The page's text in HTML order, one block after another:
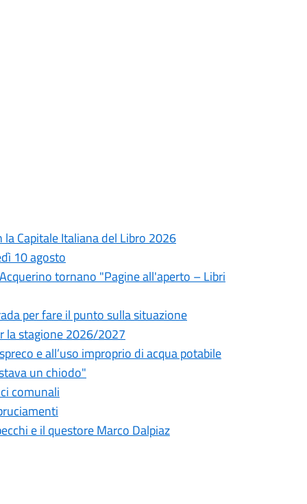
Capitale Italiana del Libro 2026
10 agosto
tornano "Pagine all'aperto – Libri
per fare il punto sulla situazione
la stagione 2026/2027
e all’uso improprio di acqua potabile
un chiodo"
comunali
e il questore Marco Dalpiaz